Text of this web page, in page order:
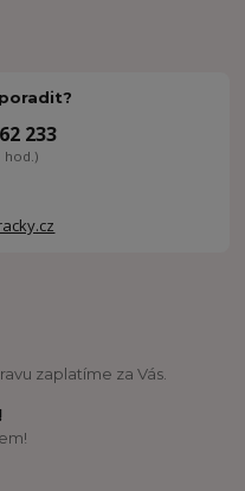
233
hod.)
zaplatíme za Vás.